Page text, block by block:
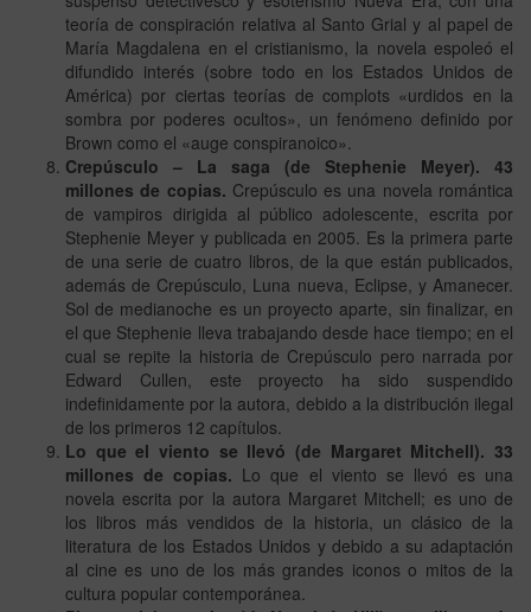
teoría de conspiración relativa al Santo Grial y al papel de
María Magdalena en el cristianismo, la novela espoleó el
difundido interés (sobre todo en los Estados Unidos de
América) por ciertas teorías de complots «urdidos en la
sombra por poderes ocultos», un fenómeno definido por
Brown como el «auge conspiranoico».
Crepúsculo – La saga (de Stephenie Meyer). 43
millones de copias. Crepúsculo es una novela romántica
de vampiros dirigida al público adolescente, escrita por
Stephenie Meyer y publicada en 2005. Es la primera parte
de una serie de cuatro libros, de la que están publicados,
además de Crepúsculo, Luna nueva, Eclipse, y Amanecer.
Sol de medianoche es un proyecto aparte, sin finalizar, en
el que Stephenie lleva trabajando desde hace tiempo; en el
cual se repite la historia de Crepúsculo pero narrada por
Edward Cullen, este proyecto ha sido suspendido
indefinidamente por la autora, debido a la distribución ilegal
de los primeros 12 capítulos.
Lo que el viento se llevó (de Margaret Mitchell). 33
millones de copias. Lo que el viento se llevó es una
novela escrita por la autora Margaret Mitchell; es uno de
los libros más vendidos de la historia, un clásico de la
literatura de los Estados Unidos y debido a su adaptación
al cine es uno de los más grandes iconos o mitos de la
cultura popular contemporánea.